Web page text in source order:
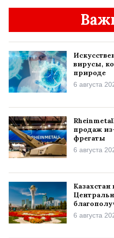
вирусы,
природе
6 августа
продаж
фрегаты
6 августа
6 августа